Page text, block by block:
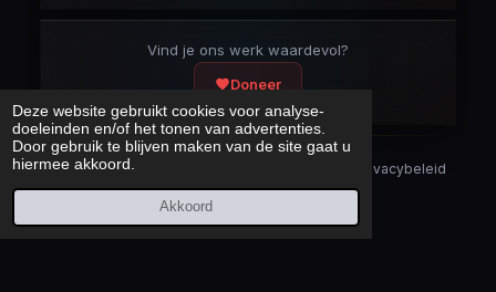
Deze website gebruikt cookies voor analyse-
doeleinden en/of het tonen van advertenties.
Door gebruik te blijven maken van de site gaat u
hiermee akkoord.
Akkoord
Vind je ons werk waardevol?
Doneer
Security Disclaimer
Privacybeleid
CookieverklaringSitemap
Laatst bijgewerkt: